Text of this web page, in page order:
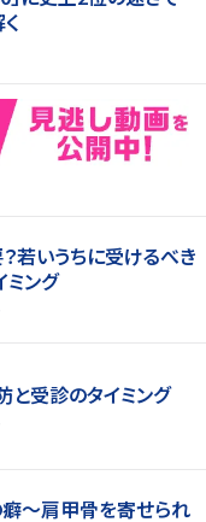
若いうちに受けるべき
ング
受診のタイミング
癖～肩甲骨を寄せられ